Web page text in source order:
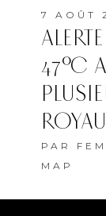
7 AOÛT
47°C
PAR
MAP